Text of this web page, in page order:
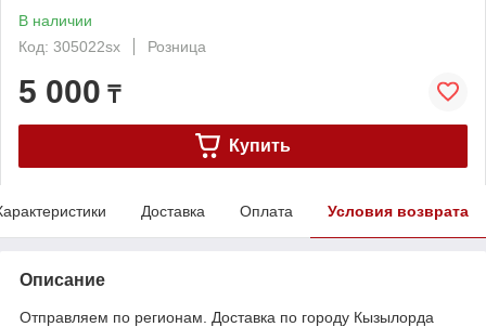
В наличии
Код: 305022sx
Розница
5 000 ₸
Купить
Доставка Оплата Условия возврата
Описание
Отправляем по регионам. Доставка по городу Кызылорда